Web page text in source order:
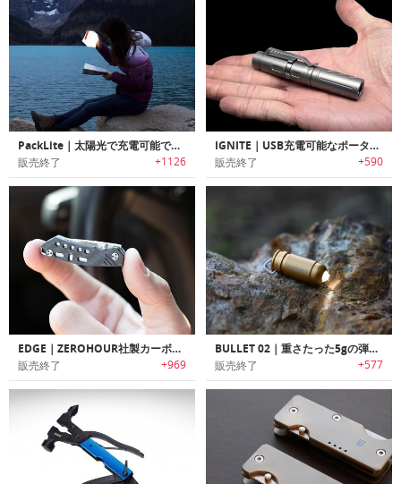
PackLite｜太陽光で充電可能で空気で膨らむソーラーパネル搭載LEDランタン「PackLite」シリーズ
販売終了 +1126
IGNITE｜USB充電可能なポータブル高輝度LEDフラッシュライト「イグナイト」
販売終了 +590
EDGE｜ZEROHOUR社製カーボンファイバーEDCポケットナイフ「エッジ」
販売終了 +969
BULLET 02｜重さたった5gの弾丸デザインフラッシュライト「ブレット02」
販売終了 +577